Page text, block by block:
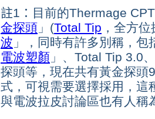
註1： 目前的Thermage
金探頭 」(Total Tip ，全方
波 」
，同時有許多別稱，包
電波塑顏 」、Total Tip 3.0
探頭等，現在共有黃金探頭
式，可視需要選擇採用，這
與電波拉皮討論區也有人稱